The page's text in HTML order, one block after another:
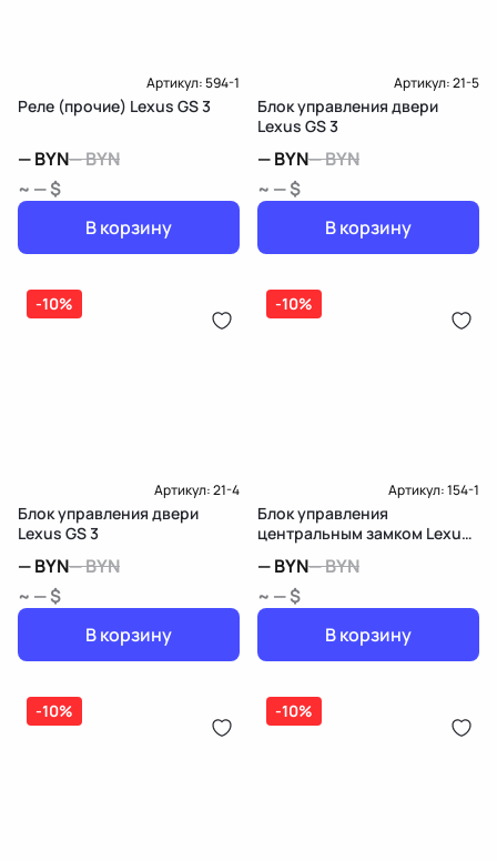
Артикул:594-1
Реле (прочие) Lexus GS 3
—BYN—BYN
~ — $
В корзину
Артикул:21-5
Блок управления двери
Lexus GS 3
—BYN—BYN
~ — $
В корзину
-10%
Артикул:21-4
Блок управления двери
Lexus GS 3
—BYN—BYN
~ — $
В корзину
-10%
Артикул:154-1
Блок управления
центральным замком Lexus
—BYN—BYN
~ — $
В корзину
-10% -10%